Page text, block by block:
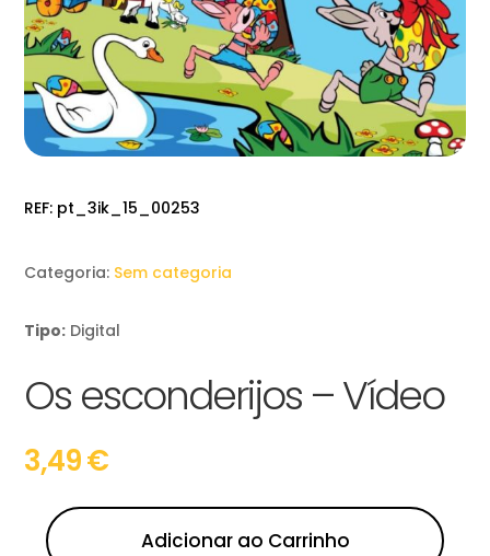
REF: pt_3ik_15_00253
Categoria: Sem categoria
Tipo: Digital
Os esconderijos – Vídeo
3,49€
Adicionar ao Carrinho